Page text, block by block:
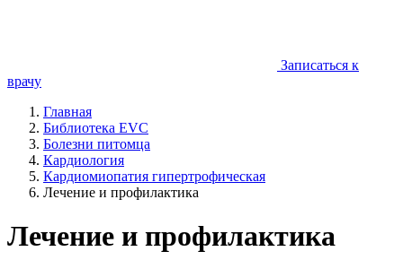
Записаться к
врачу
Главная
Библиотека EVC
Болезни питомца
Кардиология
Кардиомиопатия гипертрофическая
Лечение и профилактика
Лечение и профилактика